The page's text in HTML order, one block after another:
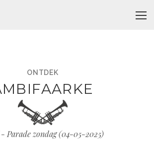
ONTDEK
Parade zondag (04-05-2025)